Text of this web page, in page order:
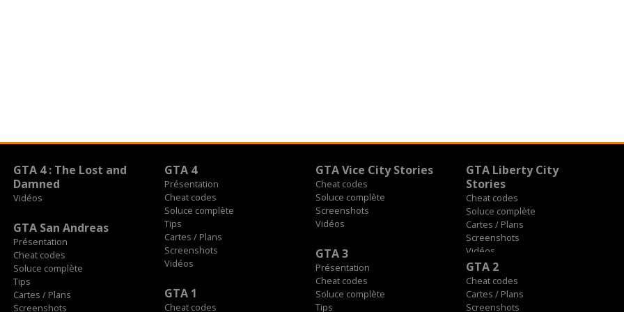
GTA 4 : The Lost and
Damned
Vidéos
GTA 4
Présentation
Cheat codes
Soluce complète
Tips
Cartes / Plans
Screenshots
Vidéos
GTA Vice City Stories
Cheat codes
Soluce complète
Screenshots
Vidéos
GTA Liberty City
Stories
Cheat codes
Soluce complète
Cartes / Plans
Screenshots
Vidéos
GTA San Andreas
Présentation
Cheat codes
Soluce complète
Tips
Cartes / Plans
Screenshots
GTA 3
Présentation
Cheat codes
Soluce complète
Tips
GTA 2
Cheat codes
Cartes / Plans
Screenshots
GTA 1
Cheat codes